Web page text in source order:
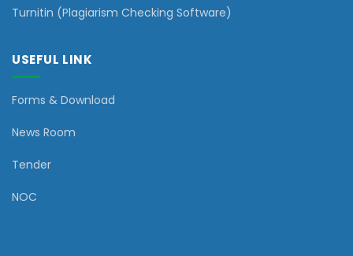
Turnitin (Plagiarism Checking Software)
USEFUL LINK
Forms & Download
News Room
Tender
NOC